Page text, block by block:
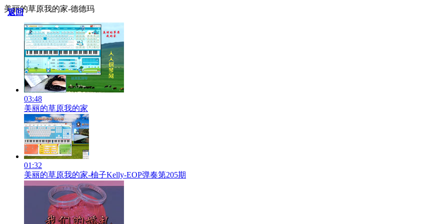
美丽的草原我的家-德德玛
03:48
美丽的草原我的家
01:32
美丽的草原我的家-柚子Kelly-EOP弹奏第205期
返回